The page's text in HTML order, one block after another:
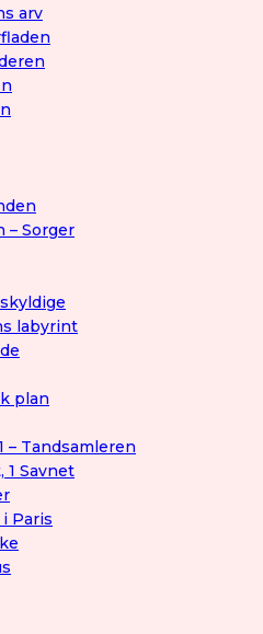
arv
– Sorger
labyrint
plan
– Tandsamleren
1 Savnet
Paris